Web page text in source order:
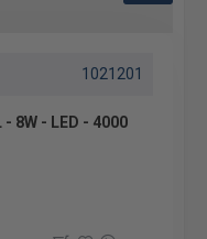
1021201
8W - LED - 4000